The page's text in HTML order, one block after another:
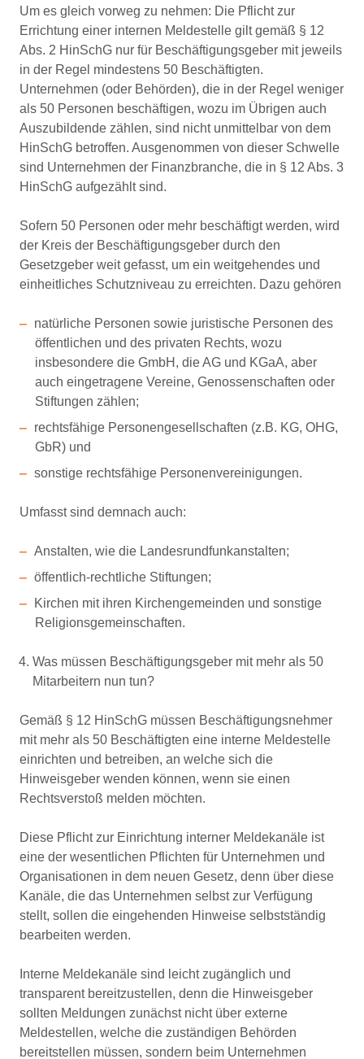
Um es gleich vorweg zu nehmen: Die Pflicht zur
Errichtung einer internen Meldestelle gilt gemäß § 12
Abs. 2 HinSchG nur für Beschäftigungsgeber mit jeweils
in der Regel mindestens 50 Beschäftigten.
Unternehmen (oder Behörden), die in der Regel weniger
als 50 Personen beschäftigen, wozu im Übrigen auch
Auszubildende zählen, sind nicht unmittelbar von dem
HinSchG betroffen. Ausgenommen von dieser Schwelle
sind Unternehmen der Finanzbranche, die in § 12 Abs. 3
HinSchG aufgezählt sind.
Sofern 50 Personen oder mehr beschäftigt werden, wird
der Kreis der Beschäftigungsgeber durch den
Gesetzgeber weit gefasst, um ein weitgehendes und
einheitliches Schutzniveau zu erreichten. Dazu gehören
natürliche Personen sowie juristische Personen des
öffentlichen und des privaten Rechts, wozu
insbesondere die GmbH, die AG und KGaA, aber
auch eingetragene Vereine, Genossenschaften oder
Stiftungen zählen;
rechtsfähige Personengesellschaften (z.B. KG, OHG,
GbR) und
sonstige rechtsfähige Personenvereinigungen.
Umfasst sind demnach auch:
Anstalten, wie die Landesrundfunkanstalten;
öffentlich-rechtliche Stiftungen;
Kirchen mit ihren Kirchengemeinden und sonstige
Religionsgemeinschaften.
Was müssen Beschäftigungsgeber mit mehr als 50
Mitarbeitern nun tun?
Gemäß § 12 HinSchG müssen Beschäftigungsnehmer
mit mehr als 50 Beschäftigten eine interne Meldestelle
einrichten und betreiben, an welche sich die
Hinweisgeber wenden können, wenn sie einen
Rechtsverstoß melden möchten.
Diese Pflicht zur Einrichtung interner Meldekanäle ist
eine der wesentlichen Pflichten für Unternehmen und
Organisationen in dem neuen Gesetz, denn über diese
Kanäle, die das Unternehmen selbst zur Verfügung
stellt, sollen die eingehenden Hinweise selbstständig
bearbeiten werden.
Interne Meldekanäle sind leicht zugänglich und
transparent bereitzustellen, denn die Hinweisgeber
sollten Meldungen zunächst nicht über externe
Meldestellen, welche die zuständigen Behörden
bereitstellen müssen, sondern beim Unternehmen